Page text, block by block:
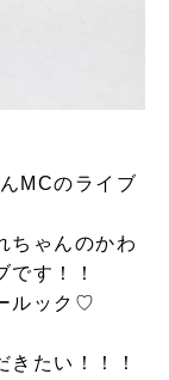
MCのライブ
ちゃんのかわ
す！！
ルック♡
たい！！！